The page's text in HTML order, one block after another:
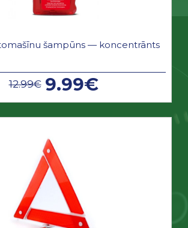
šampūns — koncentrānts
12.99€ 9.99€